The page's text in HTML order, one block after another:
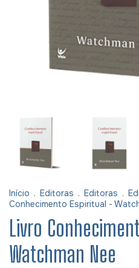
Início . Editoras . Editoras .
Conhecimento Espiritual -
Livro
Watchman Nee